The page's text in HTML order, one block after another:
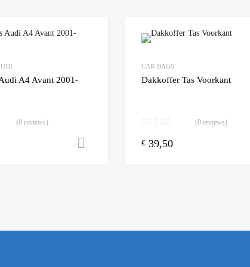
Add to Wishlist
A4 Avant 2001-
(0 reviews)
Toevoegen aan winkelwagen
CAR-BAGS
Dakkoffer Tas Voorkant
(0 reviews)
€ 39,50